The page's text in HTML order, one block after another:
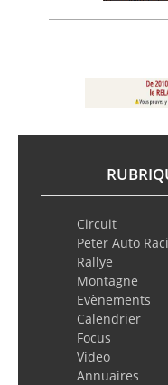
Circuit
Peter Auto
Rallye
Montagne
Evènements
Calendrier
Focus
Video
Annuaires